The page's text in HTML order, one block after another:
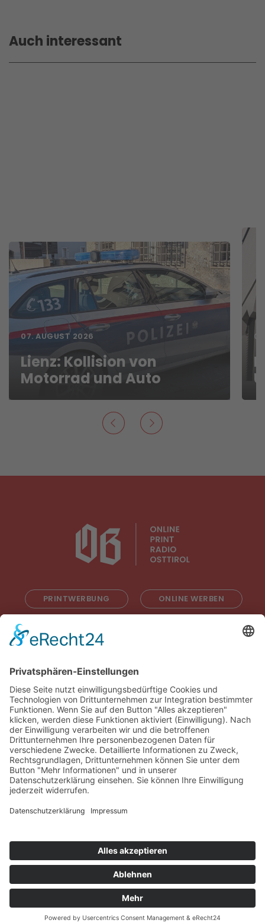
Auch interessant
07. AUGUST 2026
Lienz: Kollision von
Motorrad und Auto
PRINTWERBUNG ONLINE WERBEN
Impressum
AGB
Cookie-Einstellungen
Werbe-Einwilligungen